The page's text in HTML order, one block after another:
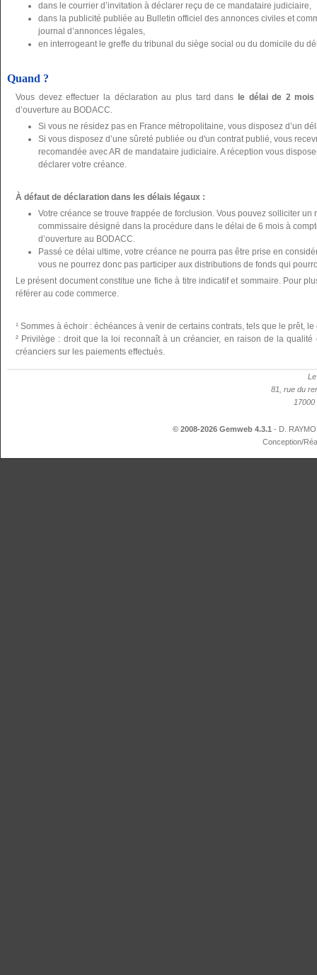
dans le courrier d’invitation à déclarer reçu de ce mandataire judiciaire,
dans la publicité publiée au Bulletin officiel des annonces civiles et
journal d’annonces légales,
en interrogeant le greffe du tribunal du siège social ou du domicile du
Quand ?
Vous devez effectuer la déclaration au plus tard dans le délai de 2 mois
d’ouverture au BODACC.
Si vous ne résidez pas en France métropolitaine, vous disposez d’un
Si vous disposez d’une sûreté publiée ou d'un contrat publié, vous
recomandée avec AR de mandataire judiciaire. A réception vous
déclarer votre créance.
À défaut de déclaration dans les délais légaux :
Votre créance se trouve frappée de forclusion. Vous pouvez solliciter
commissaire désigné dans la procédure dans le délai de 6 mois à
d’ouverture au BODACC.
Passé ce délai ultime, votre créance ne pourra pas être prise en
vous ne pourrez donc pas participer aux distributions de fonds qui
Le présent document constitue une fiche à titre indicatif et sommaire. Pour
référer au code commerce.
¹ Sommes à échoir : échéances à venir de certains contrats, tels que le prêt,
² Privilège : droit que la loi reconnaît à un créancier, en raison de la qualité
créanciers sur les paiements effectués.
81, rue du
17000
© 2008-2026 Gemweb 4.3.1 - D.
Conception/